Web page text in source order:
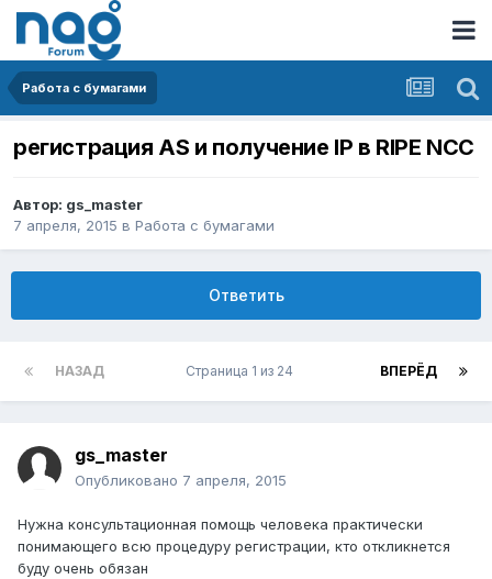
Работа с бумагами
регистрация AS и получение IP в RIPE NCC
Автор: gs_master
7 апреля, 2015 в Работа с бумагами
Ответить
НАЗАД ВПЕРЁД
Страница 1 из 24
gs_master
Опубликовано 7 апреля, 2015
Нужна консультационная помощь человека практически
понимающего всю процедуру регистрации, кто откликнется
буду очень обязан